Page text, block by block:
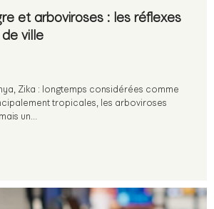
et arboviroses : les réflexes
ville
Zika : longtemps considérées comme
tropicales, les arboviroses
un…